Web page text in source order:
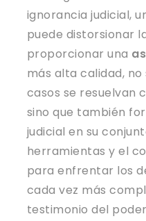
ignorancia judicial,
puede distorsionar
proporcionar una
más alta calidad, no
casos se resuelvan
sino que también
judicial en su
herramientas y el
para enfrentar los
cada vez más
testimonio del